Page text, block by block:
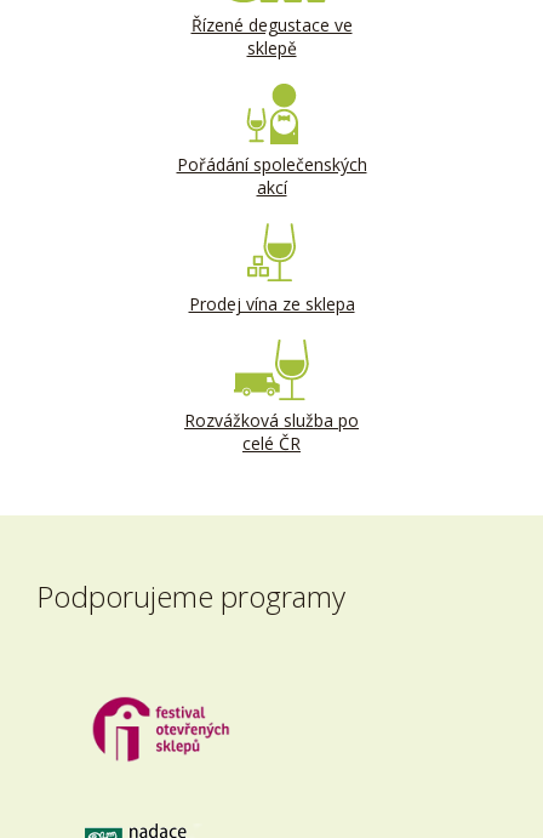
Řízené degustace ve
sklepě
Pořádání společenských
akcí
Prodej vína ze sklepa
Rozvážková služba po
celé ČR
Podporujeme programy